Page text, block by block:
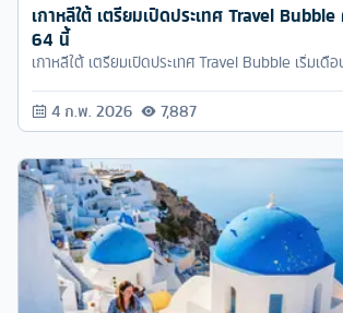
เกาหลีใต้ เตรียมเปิดประเทศ Travel
64 นี้
เกาหลีใต้ เตรียมเปิดประเทศ Travel Bubble เริ่มเ
4 ก.พ. 2026 7,887